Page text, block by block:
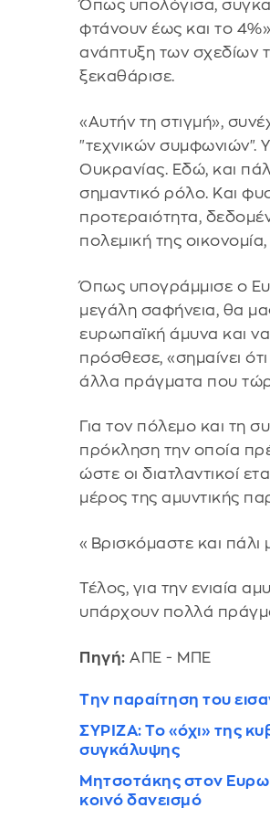
Όπως υπολόγισα,
φτάνουν έως και το
ανάπτυξη των σχεδίων
ξεκαθάρισε.
«Αυτήν τη στιγμή»,
"τεχνικών συμφωνιών".
Ουκρανίας. Εδώ, και
σημαντικό ρόλο. Και
προτεραιότητα,
πολεμική της
Όπως υπογράμμισε ο
μεγάλη σαφήνεια, θα
ευρωπαϊκή άμυνα και
πρόσθεσε, «σημαίνει
άλλα πράγματα που
Για τον πόλεμο και τη
πρόκληση την οποία
ώστε οι διατλαντικοί
μέρος της αμυντικής
«Βρισκόμαστε και
Τέλος, για την ενιαία
υπάρχουν πολλά
Πηγή: ΑΠΕ - ΜΠΕ
Την παραίτηση του
ΣΥΡΙΖΑ: Το «όχι» της
συγκάλυψης
Μητσοτάκης στον
κοινό δανεισμό